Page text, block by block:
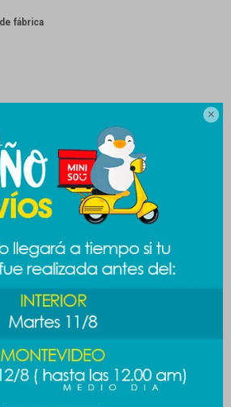

fábrica
que te pueden interesar